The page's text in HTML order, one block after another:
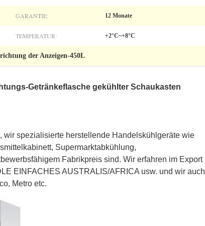
GARANTIE: 12 Monate
TEMPERATUR: +2°C~+8°C
der Anzeigen-450L
Getränkeflasche gekühlter Schaukasten
wir spezialisierte herstellende Handelskühlgeräte wie
Supermarktabkühlung,
Fabrikpreis sind. Wir erfahren im Export
EINFACHES AUSTRALIS/AFRICA usw. und wir auch
Metro etc.